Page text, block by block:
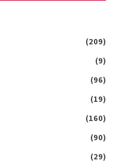
(209)
(9)
(96)
(19)
(160)
(90)
(29)